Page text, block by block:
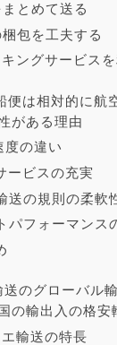
とめて送る
包を工夫する
キングサービス
便は相対的に航
がある理由
度の違い
ービスの充実
送の規則の柔軟
パフォーマンス
送のグローバル
の輸出入の格安
輸送の特長